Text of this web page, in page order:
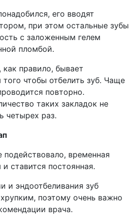
его вводят
при этом остальные зубы
с заложенным гелем
пломбой.
как правило, бывает
того чтобы отбелить зуб. Чаще
повторно.
таких закладок не
четырех раз.
подействовало, временная
ставится постоянная.
и эндоотбеливания зуб
поэтому очень важно
врача.